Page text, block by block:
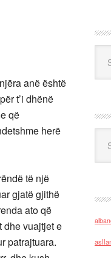
anë është
t’i dhënë
që
herë
të një
gjatë gjithë
ato që
dhe vuajtjet e
patrajtuara.